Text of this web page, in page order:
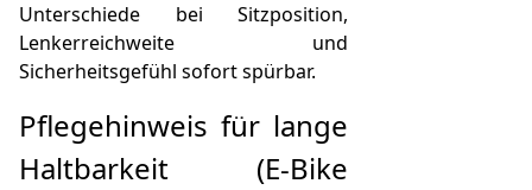
Unterschiede bei Sitzposition,
Lenkerreichweite und
Sicherheitsgefühl sofort spürbar.
Pflegehinweis für lange
Haltbarkeit (E‑Bike